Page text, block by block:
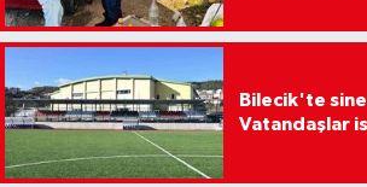
Bilecik'te
Vatandaşlar